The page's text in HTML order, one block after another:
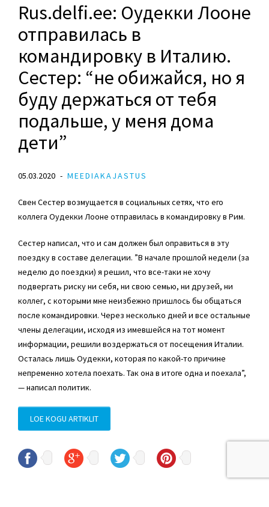
Rus.delfi.ee: Оудекки Лооне
отправилась в
командировку в Италию.
Сестер: “не обижайся, но я
буду держаться от тебя
подальше, у меня дома
дети”
05.03.2020 MEEDIAKAJASTUS
Свен Сестер возмущается в социальных сетях, что его
коллега Оудекки Лооне отправилась в командировку в Рим.
Сестер написал, что и сам должен был оправиться в эту
поездку в составе делегации. ”В начале прошлой недели (за
неделю до поездки) я решил, что все-таки не хочу
подвергать риску ни себя, ни свою семью, ни друзей, ни
коллег, с которыми мне неизбежно пришлось бы общаться
после командировки. Через несколько дней и все остальные
члены делегации, исходя из имевшейся на тот момент
информации, решили воздержаться от посещения Италии.
Осталась лишь Оудекки, которая по какой-то причине
непременно хотела поехать. Так она в итоге одна и поехала”,
— написал политик.
LOE KOGU ARTIKLIT